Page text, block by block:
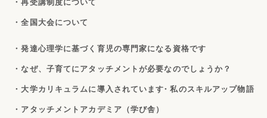
・再受講制度について
・全国大会について
・発達心理学に基づく育児の専門家になる資格です
・なぜ、子育てにアタッチメントが必要なのでしょうか？
・大学カリキュラムに導入されています・私のスキルアップ物語
・アタッチメントアカデミア（学び舎）